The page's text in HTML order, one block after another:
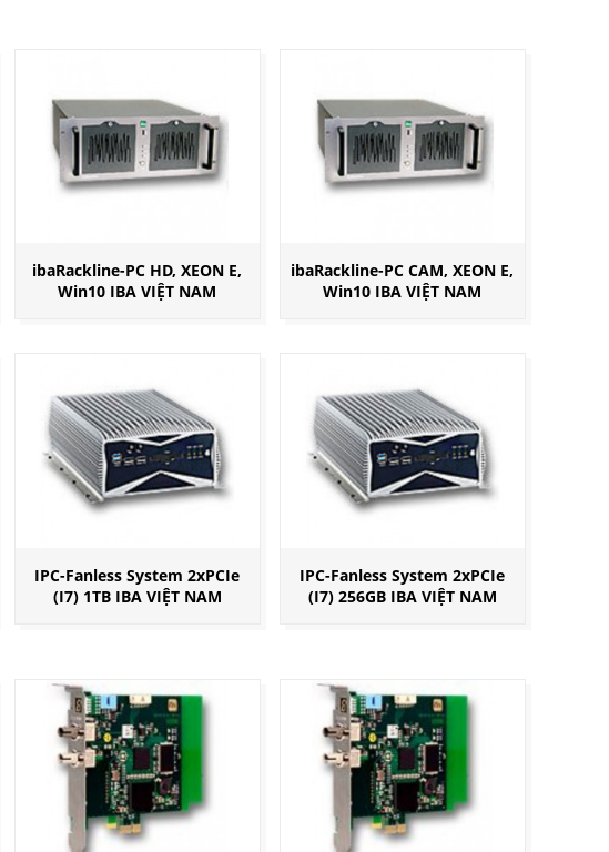
ibaRackline-PC HD, XEON E,
Win10 IBA VIỆT NAM
ibaRackline-PC CAM, XEON E,
Win10 IBA VIỆT NAM
IPC-Fanless System 2xPCIe
(I7) 1TB IBA VIỆT NAM
IPC-Fanless System 2xPCIe
(I7) 256GB IBA VIỆT NAM